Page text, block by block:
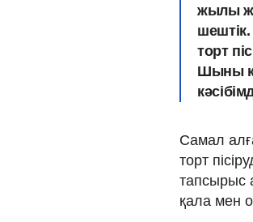
жылы
торт
Шыны
Самал
торт
тапсырыс
қала мен